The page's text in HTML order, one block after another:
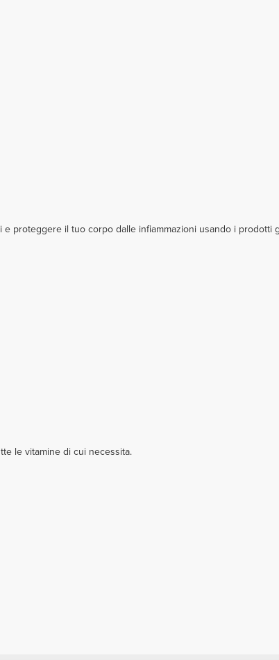
proteggere il tuo corpo dalle infiammazioni usando i prodotti
le vitamine di cui necessita.